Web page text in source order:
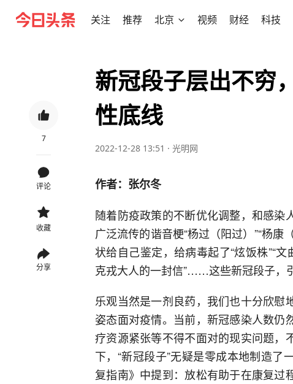
关注 推荐 北京 视频 财经 科技
7
评论
收藏
分享
新冠段子层出不穷
性底线
2022-12-28 13:51 · 光明网
作者：张尔冬
随着防疫政策的不断优化调整，和感染
广泛流传的谐音梗“杨过（阳过）”“杨
状给自己鉴定，给病毒起了“炫饭株”“
克戎大人的一封信”……这些新冠段子，
乐观当然是一剂良药，我们也十分欣慰
姿态面对疫情。当前，新冠感染人数仍
疗资源紧张等不得不面对的现实问题，
下，“新冠段子”无疑是零成本地制造
复指南》中提到：放松有助于在康复过